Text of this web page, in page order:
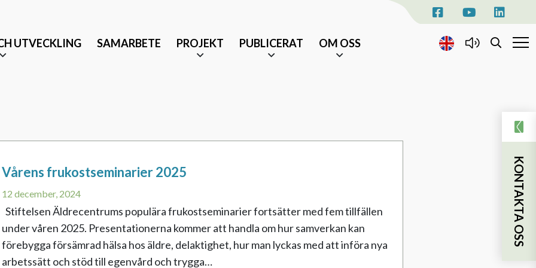
UTVECKLING SAMARBETE PROJEKT
och partnerskap
Tryggt mottagande efter sjukhusvistelse
Musikbaserade terapeutiska insatser
PUBLICERAT OM OSS
AKTUELLT
TILL ÄLDRE I CENTRUM KONTAKTA OSS
Vårens frukostseminarier 2025
12 december, 2024
Stiftelsen Äldrecentrums populära frukostseminarier fortsätter med fem tillfällen
under våren 2025. Presentationerna kommer att handla om hur samverkan kan
förebygga försämrad hälsa hos äldre, delaktighet, hur man lyckas med att införa nya
arbetssätt och stöd till egenvård och trygga…